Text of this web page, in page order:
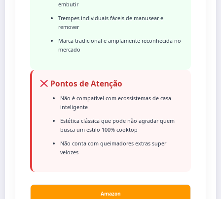
embutir
Trempes individuais fáceis de manusear e
remover
Marca tradicional e amplamente reconhecida no
mercado
Pontos de Atenção
Não é compatível com ecossistemas de casa
inteligente
Estética clássica que pode não agradar quem
busca um estilo 100% cooktop
Não conta com queimadores extras super
velozes
Amazon